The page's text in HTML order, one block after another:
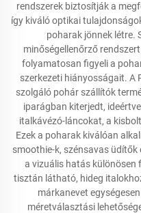
rendszerek biztosítják a
így kiváló optikai
poharak jönnek létre.
minőségellenőrző
folyamatosan figyeli a
szerkezeti hiányosságait. A
szolgáló pohár szállítók
iparágban kiterjedt,
italkávézó-láncokat, a
Ezek a poharak kiválóan
smoothie-k, szénsavas üdítők
a vizuális hatás különösen
tisztán látható, hideg
márkanevet
méretválasztási